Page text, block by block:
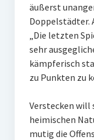
M U12
Internationale
Zocker Reloaded
Galerie
äußerst
Doppelstädter.
„Die letzten
sehr
kämpferisch
zu Punkten zu
Verstecken will
heimischen
mutig die